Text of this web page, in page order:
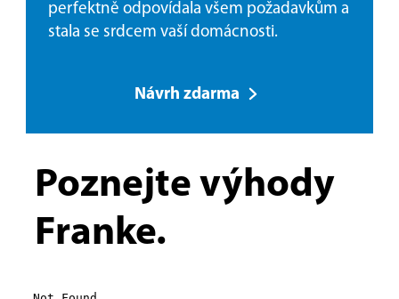
perfektně odpovídala všem požadavkům a
stala se srdcem vaší domácnosti.
Návrh zdarma
Poznejte výhody
Franke.